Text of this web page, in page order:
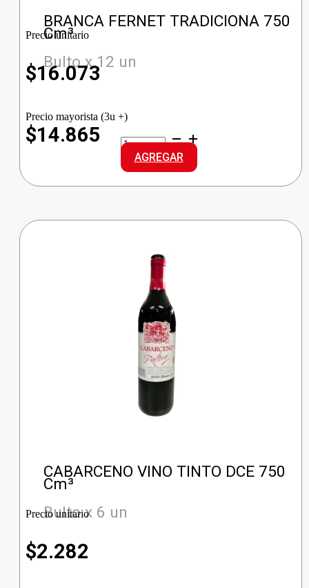
BRANCA FERNET TRADICIONA 750
Cm³
Bulto x 12 un
Precio unitario
$16.073
Precio mayorista (3u +)
$14.865
BRANCA
FERNET
TRADICIONA
cantidad
AGREGAR
CABARCENO VINO TINTO DCE 750
Cm³
Bulto x 6 un
Precio unitario
$2.282